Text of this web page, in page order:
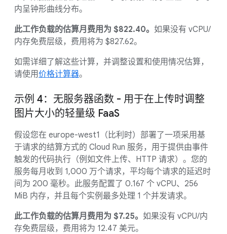
内呈钟形曲线分布。
此工作负载的估算月费用为 $822.40。 如果没有 vCPU/
内存免费层级，费用将为 $827.62。
如需详细了解这些计算，并调整设置和使用情况估算，
请使用价格计算器。
示例 4：无服务器函数 - 用于在上传时调整
图片大小的轻量级 FaaS
假设您在 europe-west1（比利时）部署了一项采用基
于请求的结算方式的 Cloud Run 服务，用于提供由事件
触发的代码执行（例如文件上传、HTTP 请求）。您的
服务每月收到 1,000 万个请求，平均每个请求的延迟时
间为 200 毫秒。此服务配置了 0.167 个 vCPU、256
MiB 内存，并且每个实例最多处理 1 个并发请求。
此工作负载的估算月费用为 $7.25。 如果没有 vCPU/内
存免费层级，费用将为 12.47 美元。